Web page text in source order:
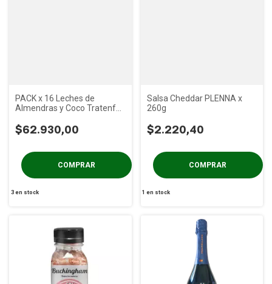
PACK x 16 Leches de
Almendras y Coco Tratenfu
$62.930,00
3en stock
Salsa Cheddar PLENNA x
260g
$2.220,40
1 en stock